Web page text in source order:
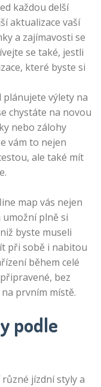
každou delší
aktualizace vaší
a zajímavosti se
se také, jestli
které byste si
plánujete výlety na
chystáte na novou
nebo zálohy
vám to nejen
ale také mít
map vás nejen
umožní plně si
byste museli
při sobě i nabitou
během celé
bez
prvním místě.
podle
jízdní styly a